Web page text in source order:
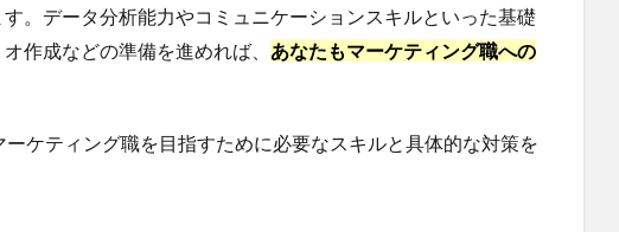
。データ分析能力やコミュニケーションスキルといった基礎
作成などの準備を進めれば、 あなたもマーケティング職への
ケティング職を目指すために必要なスキルと具体的な対策を